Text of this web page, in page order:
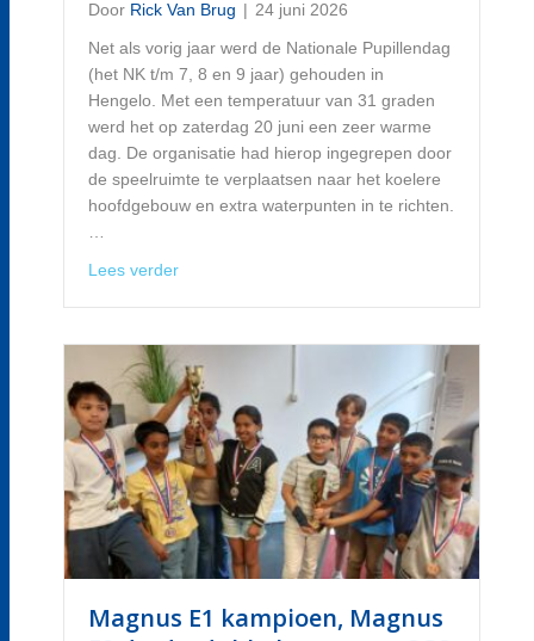
Door Rick Van Brug | 24 juni 2026
Net als vorig jaar werd de Nationale Pupillendag
(het NK t/m 7, 8 en 9 jaar) gehouden in
Hengelo. Met een temperatuur van 31 graden
werd het op zaterdag 20 juni een zeer warme
dag. De organisatie had hierop ingegrepen door
de speelruimte te verplaatsen naar het koelere
hoofdgebouw en extra waterpunten in te richten.
Lees verderabout Grote delegatie Magnus-schakers
Magnus E1 kampioen, Magnus